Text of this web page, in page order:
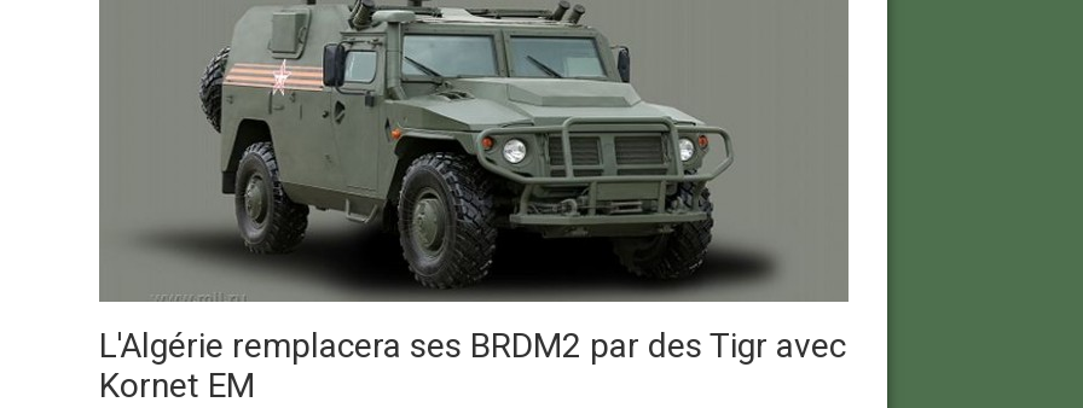
L'Algérie remplacera ses BRDM2 par des Tigr avec
Kornet EM